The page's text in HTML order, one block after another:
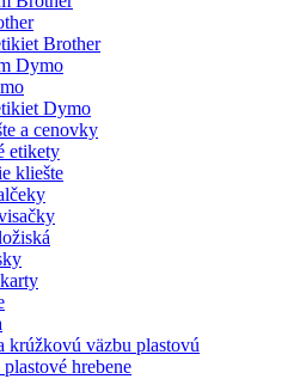
Brother
Dymo
Dymo
a cenovky
etikety
kliešte
krúžkovú väzbu plastovú
hrebene